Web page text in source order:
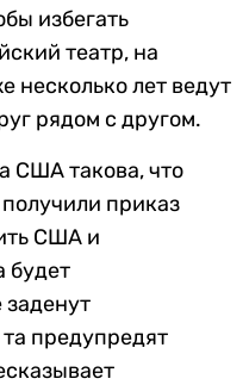
избегать
театр, на
несколько лет ведут
рядом с другом.
США такова, что
приказ
США и
будет
предупредят